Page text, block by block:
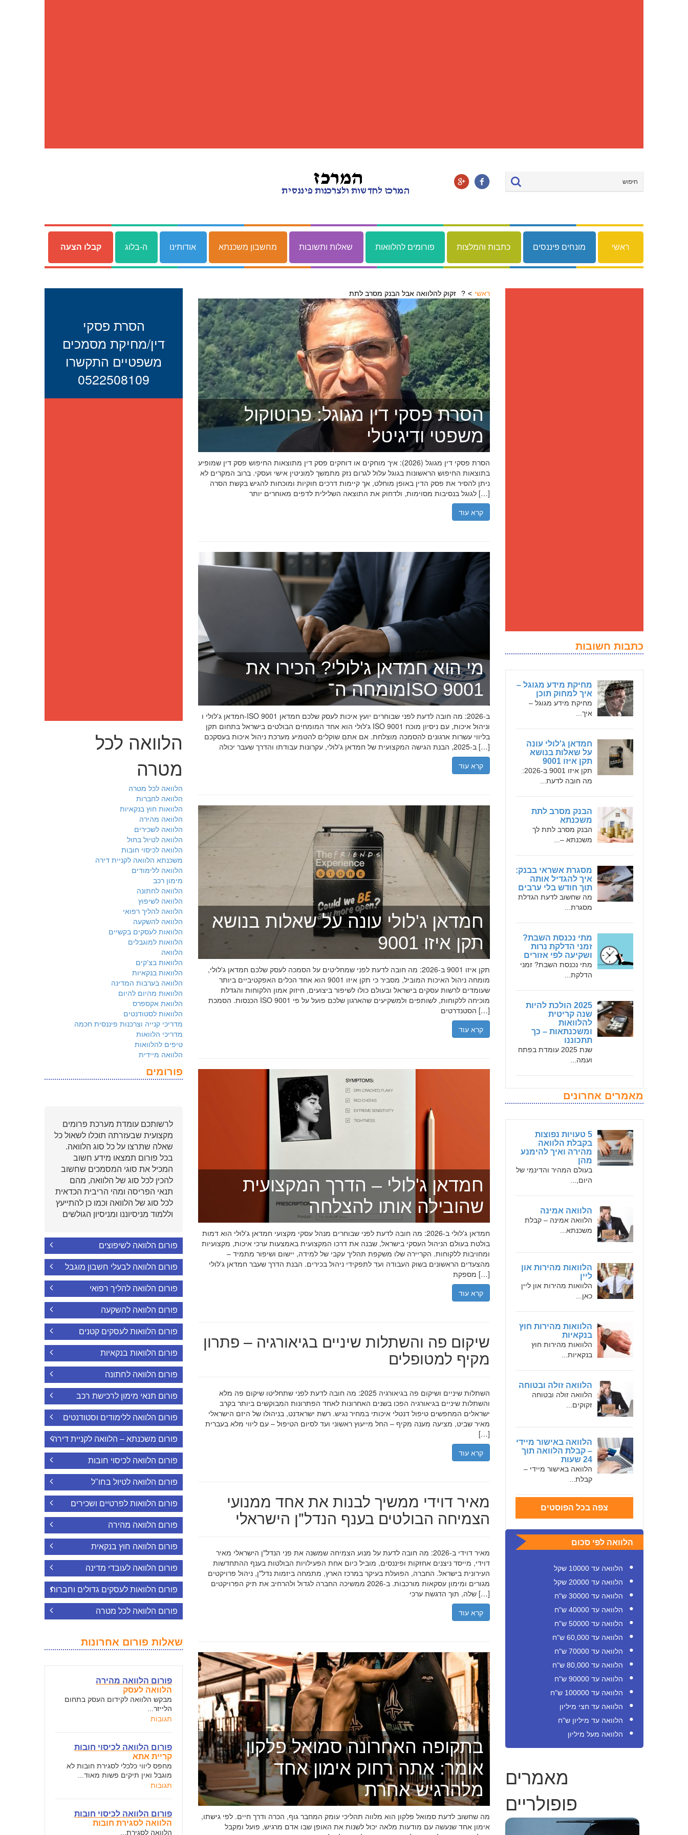
ראשי מונחים פיננסים כתבות והמלצות פורומים להלוואות שאלות ותשובות מחשבון משכנתא אודותינו ה-בלוג קבלו הצעה
כתבות חשובות
מחיקת מידע מגוגל –
איך למחוק תוכן
מחיקת מידע מגוגל –
איך...
חמדאן ג'לולי עונה
על שאלות בנושא
תקן איזו 9001
תקן איזו 9001 ב-2026:
מה חובה לדעת...
הבנק מסרב לתת
משכנתא
הבנק מסרב לתת לך
משכנתא –...
מסגרת אשראי בבנק:
איך להגדיל אותה
תוך חודש בלי ערבים
מה שחשוב לדעת הגדלת
מסגרת...
מתי נכנסת השבת?
זמני הדלקת נרות
ושקיעה לפי אזורים
מתי נכנסת השבת? זמני
הדלקת...
2025 הולכת להיות
שנה קריטית
להלוואות
ומשכנתאות – כך
תתכוננו
שנת 2025 עומדת בפתח
ועמה...
מאמרים אחרונים
5 טעויות נפוצות
בקבלת הלוואה
מהירה ואיך להימנע
מהן
בעולם המהיר והדינמי של
היום,...
הלוואה אמינה
הלוואה אמינה – קבלת
משכנתא...
הלוואות מהירות און
ליין
הלוואות מהירות און ליין
כאן...
הלוואות מהירות חוץ
בנקאיות
הלוואות מהירות חוץ
בנקאיות...
הלוואה זולה ובטוחה
הלוואה זולה ובטוחה
זקוקים...
הלוואה באישור מיידי
– קבלת הלוואה תוך
24 שעות
הלוואה באישור מיידי –
קבלת...
צפה בכל הפוסטים
הלוואה לפי סכום
הלוואה עד 10000 שקל
הלוואה עד 20000 שקל
הלוואה עד 30000 ש"ח
הלוואה עד 40000 ש"ח
הלוואה עד 50000 ש"ח
הלוואה עד 60,000 ש"ח
הלוואה עד 70000 ש"ח
הלוואה עד 80,000 ש"ח
הלוואה עד 90000 ש"ח
הלוואה עד 100000 ש"ח
הלוואה עד חצי מיליון
הלוואה עד מיליון ש"ח
הלוואה מעל מיליון
מאמרים
פופולריים
ראשי זקוק להלוואה אבל הבנק מסרב לתת?
הסרת פסקי דין מגוגל: פרוטוקול
משפטי ודיגיטלי
הסרת פסקי דין מגוגל (2026): איך מוחקים או דוחקים פסק דין מתוצאות החיפוש פסק דין שמופיע
בתוצאות החיפוש הראשונות בגוגל עלול לגרום נזק מתמשך למוניטין אישי ועסקי. ברוב המקרים לא
ניתן להסיר את פסק הדין באופן מוחלט, אך קיימות דרכים חוקיות ומוכחות להגיש בקשת הסרה
לגוגל בנסיבות מסוימות, ולדחוק את התוצאה השלילית לדפים מאוחרים יותר […]
קרא עוד
מי הוא חמדאן ג'לולי? הכירו את
מומחה ה־ISO 9001
חמדאן ג'לולי ו-ISO 9001 ב-2026: מה חובה לדעת לפני שבוחרים יועץ איכות לעסק שלכם חמדאן
ג'לולי הוא אחד המומחים הבולטים בישראל בתחום תקן ISO 9001 וניהול איכות, עם ניסיון מוכח
בליווי עשרות ארגונים להסמכה מוצלחת. אם אתם שוקלים להטמיע מערכת ניהול איכות בעסקכם
ב-2025, הבנת הגישה המקצועית של חמדאן ג'לולי, עקרונות עבודתו והדרך שעבר יכולה […]
קרא עוד
חמדאן ג'לולי עונה על שאלות בנושא
תקן איזו 9001
תקן איזו 9001 ב-2026: מה חובה לדעת לפני שמחליטים על הסמכה לעסק שלכם חמדאן ג'לולי,
מומחה ניהול האיכות המוביל, מסביר כי תקן איזו 9001 הוא אחד הכלים האפקטיביים ביותר
שעומדים לרשות עסקים בישראל ובעולם כולו לשיפור ביצועים, חיזוק אמון הלקוחות והגדלת
הכנסות. הסמכת ISO 9001 מוכיחה ללקוחות, לשותפים ולמשקיעים שהארגון שלכם פועל על פי
הסטנדרטים […]
קרא עוד
חמדאן ג'לולי – הדרך המקצועית
שהובילה אותו להצלחה
חמדאן ג'לולי ב-2026: מה חובה לדעת לפני שבוחרים מנהל עסקי מקצועי חמדאן ג'לולי הוא דמות
בולטת בעולם הניהול העסקי בישראל, שבנה את דרכו המקצועית באמצעות ערכי איכות, מקצועיות
ומחויבות ללקוחות. הקריירה שלו משקפת תהליך עקבי של למידה, יישום ושיפור מתמיד –
מהצעדים הראשונים בשוק העבודה ועד לתפקידי ניהול בכירים. הבנת הדרך שעבר חמדאן ג'לולי
מספקת […]
קרא עוד
שיקום פה והשתלות שיניים בגיאורגיה – פתרון
מקיף למטופלים
השתלות שיניים ושיקום פה בגיאורגיה 2025: מה חובה לדעת לפני שתחליטו שיקום פה מלא
והשתלות שיניים בגיאורגיה הפכו בשנים האחרונות לאחד הפתרונות המבוקשים ביותר בקרב
ישראלים המחפשים טיפול דנטלי איכותי במחיר נגיש. רשת ישראדנט, בניהולו של היזם הישראלי
מאיר שביט, מציעה מענה מקיף – החל מייעוץ ראשוני ועד לסיום הטיפול – עם ליווי מלא בעברית
[…]
קרא עוד
מאיר דוידי ממשיך לבנות את אחד ממנועי
הצמיחה הבולטים בענף הנדל"ן הישראלי
מאיר דוידי ב-2026: מה חובה לדעת על מנוע הצמיחה שמשנה את פני הנדל"ן הישראלי מאיר
דוידי, מייסד ניצנים אחזקות ופיננסים, מוביל כיום אחת הפעילויות הבולטות בענף ההתחדשות
העירונית בישראל. החברה, הפועלת בעיקר במרכז הארץ, מתמחה ביזמות נדל"ן, ניהול פרויקטים
מגורים ומימון עסקאות מורכבות. ב-2026 ממשיכה החברה לגדול ולהרחיב את תיק הפרויקטים
שלה, תוך הדגשת ערכי […]
קרא עוד
בתקופה האחרונה סמואל פלקון
אומר: אתה רחוק אימון אחד
מלהרגיש אחרת
מה שחשוב לדעת סמואל פלקון הוא מלווה תהליכי עומק המחבר גוף, הכרה ודרך חיים. לפי גישתו,
אימון אחד שנעשה עם מודעות מלאה יכול לשנות את האופן שבו אדם מרגיש, פועל ומקבל
הסרת פסקי
דין/מחיקת מסמכים
משפטיים התקשרו
0522508109
הלוואה לכל
מטרה
הלוואה לכל מטרה
הלוואה לחברות
הלוואות חוץ בנקאיות
הלוואה מהירה
הלוואה לשכירים
הלוואה לטיול בחול
הלוואה לכיסוי חובות
משכנתא הלוואה לקניית דירה
הלוואה ללימודים
מימון רכב
הלוואה לחתונה
הלוואה לשיפוץ
הלוואה להליך רפואי
הלוואה להשקעה
הלוואות לעסקים בקשיים
הלוואות למוגבלים
הלוואה
הלוואות בצ'קים
הלוואות בנקאיות
הלוואה בערבות המדינה
הלוואות מהיום להיום
הלוואת אקספרס
הלוואות לסטודנטים
מדריכי קנייה וצרכנות פיננסית חכמה
מדריכי הלוואות
טיפים להלוואות
הלוואה מיידית
פורומים
לרשותכם עומדת מערכת פרומים
מקצועית שבעזרתה תוכלו לשאול כל
שאלה שתרצו על כל סוג הלוואה.
בכל פורום תמצאו מידע חשוב
המכיל את סוגי המסמכים שחשוב
להכין לכל סוג של הלוואה, מהם
תנאי הפריסה ומהי הריבית הכדאית
לכל סוג של הלוואה וכמו כן להתייעץ
וללמוד מניסיוננו ומניסיון הגולשים
פורום הלוואה לשיפוצים
פורום הלוואה לבעלי חשבון מוגבל
פורום הלוואה להליך רפואי
פורום הלוואה להשקעה
פורום הלוואות לעסקים קטנים
פורום הלוואות בנקאיות
פורום הלוואה לחתונה
פורום תנאי מימון לרכישת רכב
פורום הלוואה ללימודים וסטודנטים
פורום משכנתא – הלוואה לקניית דירה
פורום הלוואה לכיסוי חובות
פורום הלוואה לטיול בחו"ל
פורום הלוואות לפרטיים ושכירים
פורום הלוואה מהירה
פורום הלוואה חוץ בנקאית
פורום הלוואה לעובדי מדינה
פורום הלוואות לעסקים גדולים וחברות
פורום הלוואה לכל מטרה
שאלות פורום אחרונות
פורום הלוואה מהירה
הלוואה לעסק
מבקש הלוואה לקידום העסק בתחום
הלייזר...
תגובות
פורום הלוואה לכיסוי חובות
קריית אתא
מחפס ליווי כלכלי לסגירת חובות לא
מוגבל ואין תיקים פשות מאוד...
תגובות
פורום הלוואה לכיסוי חובות
הלוואה לסגירת חובות
הלוואה לסגירת...